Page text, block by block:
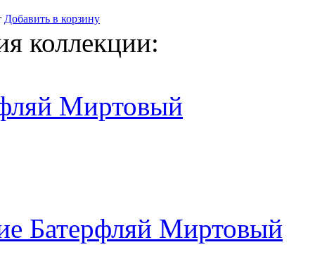
Добавить в корзину
коллекции:
Миртовый
Батерфляй Миртовый